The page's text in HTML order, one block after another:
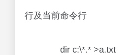
行及当前命令行
dir c:\*.*